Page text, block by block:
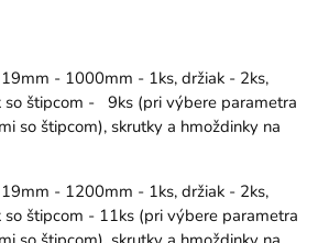
- 1000mm - 1ks, držiak - 2ks,
so štipcom - 9ks (pri výbere parametra
so štipcom), skrutky a hmoždinky na
- 1200mm - 1ks, držiak - 2ks,
so štipcom - 11ks (pri výbere parametra